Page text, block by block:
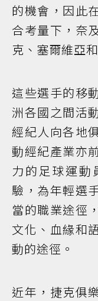
的機會，因此
合考量下，奈
克、塞爾維亞
這些選手的移
洲各國之間活
經紀人向各地
動經紀產業亦
力的足球運動
驗，為年輕選
當的職業途徑
文化、血緣和
動的途徑。
近年，捷克俱